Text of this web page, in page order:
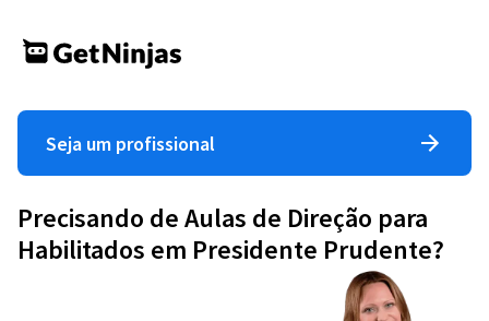
Seja um profissional
Precisando de Aulas de Direção para
Habilitados em Presidente Prudente?